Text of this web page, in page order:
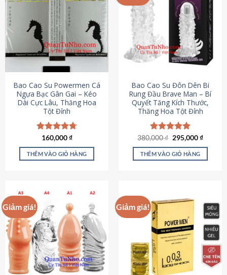
biến
thể.
Các
tùy
chọn
có
chọn
trên
trang
sản
phẩm
Bao Cao Su Powermen Cá
Ngựa Bạc Gân Gai – Kéo
Dài Cực Lâu, Thăng Hoa
Tột Đỉnh
Được xếp
hạng4.73
5 sao
160,000₫
THÊM VÀO GIỎ HÀNG
Bao Cao Su Đôn Dên Bi
Rung Đầu Brave Man – Bí
Quyết Tăng Kích Thước,
Thăng Hoa Tột Đỉnh
Được xếp
hạng5.00
5 sao
380,000₫ Giá
là:
380,000 ₫.
295,000₫Giá
tại
THÊM VÀO GIỎ HÀNG
Giảm giá! Giảm giá!